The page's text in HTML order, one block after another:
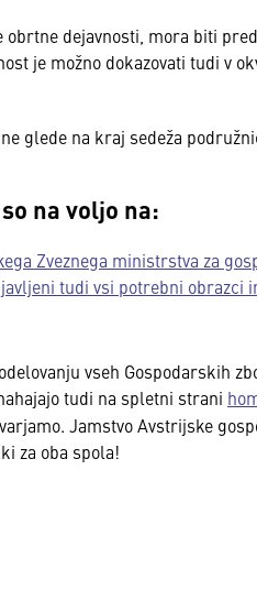
dejavnosti, mora biti
je možno dokazovati tudi v
glede na kraj sedeža
na voljo na:
Zveznega ministrstva za
tudi vsi potrebni obrazci
vseh Gospodarskih
tudi na spletni strani
Jamstvo Avstrijske
za oba spola!